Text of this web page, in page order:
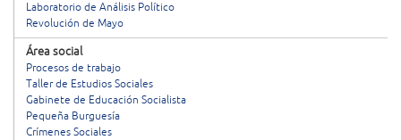
Laboratorio de Análisis Político
Revolución de Mayo
Área social
Procesos de trabajo
Taller de Estudios Sociales
Gabinete de Educación Socialista
Pequeña Burguesía
Crímenes Sociales